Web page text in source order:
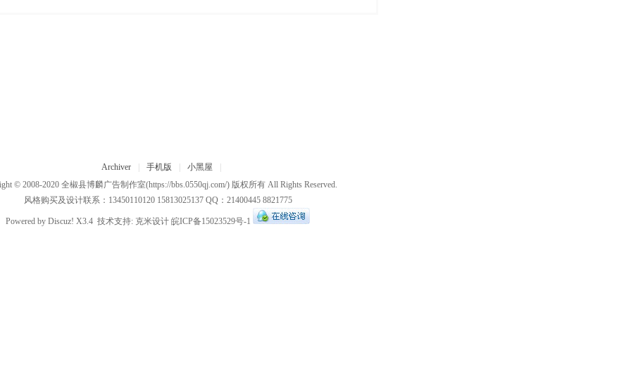
Archiver 手机版 小黑屋
© 2008-2020 全椒县博麟广告制作室(https://bbs.0550qj.com/) 版权所有 All Rights Reserved.
风格购买及设计联系：13450110120 15813025137 QQ：21400445 8821775
Powered by Discuz! X3.4 技术支持: 克米设计 皖ICP备15023529号-1